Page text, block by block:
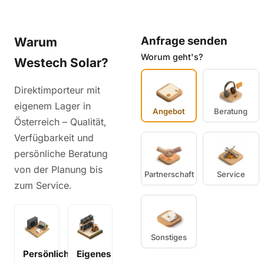
Warum
Westech Solar?
Direktimporteur mit
eigenem Lager in
Österreich – Qualität,
Verfügbarkeit und
persönliche Beratung
von der Planung bis
zum Service.
Persönliche
Eigenes
Anfrage senden
Worum geht's?
Angebot Beratung
Partnerschaft Service
Sonstiges